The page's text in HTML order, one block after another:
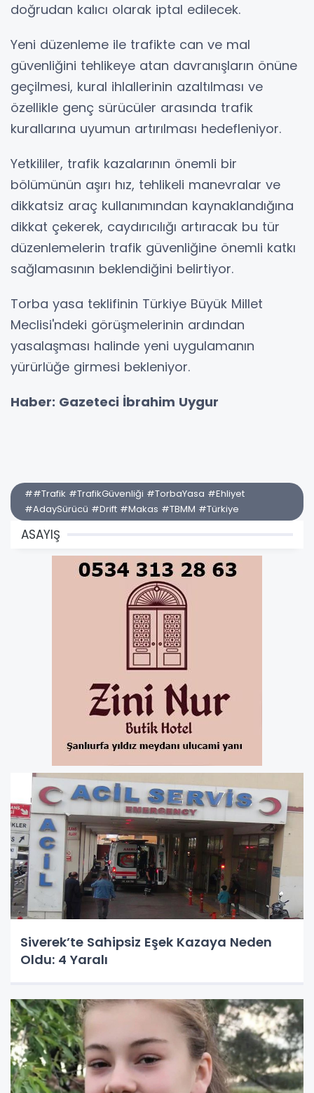
doğrudan kalıcı olarak iptal edilecek.
Yeni düzenleme ile trafikte can ve mal
güvenliğini tehlikeye atan davranışların önüne
geçilmesi, kural ihlallerinin azaltılması ve
özellikle genç sürücüler arasında trafik
kurallarına uyumun artırılması hedefleniyor.
Yetkililer, trafik kazalarının önemli bir
bölümünün aşırı hız, tehlikeli manevralar ve
dikkatsiz araç kullanımından kaynaklandığına
dikkat çekerek, caydırıcılığı artıracak bu tür
düzenlemelerin trafik güvenliğine önemli katkı
sağlamasının beklendiğini belirtiyor.
Torba yasa teklifinin Türkiye Büyük Millet
Meclisi'ndeki görüşmelerinin ardından
yasalaşması halinde yeni uygulamanın
yürürlüğe girmesi bekleniyor.
Haber: Gazeteci İbrahim Uygur
##Trafik #TrafikGüvenliği #TorbaYasa #Ehliyet
#AdaySürücü #Drift #Makas #TBMM #Türkiye
ASAYIŞ
Siverek’te Sahipsiz Eşek Kazaya Neden
Oldu: 4 Yaralı